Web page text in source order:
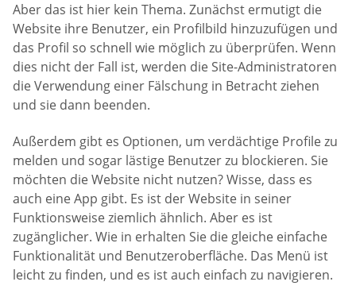
Aber das ist hier kein Thema. Zunächst ermutigt die
Website ihre Benutzer, ein Profilbild hinzuzufügen und
das Profil so schnell wie möglich zu überprüfen. Wenn
dies nicht der Fall ist, werden die Site-Administratoren
die Verwendung einer Fälschung in Betracht ziehen
und sie dann beenden.
Außerdem gibt es Optionen, um verdächtige Profile zu
melden und sogar lästige Benutzer zu blockieren. Sie
möchten die Website nicht nutzen? Wisse, dass es
auch eine App gibt. Es ist der Website in seiner
Funktionsweise ziemlich ähnlich. Aber es ist
zugänglicher. Wie in erhalten Sie die gleiche einfache
Funktionalität und Benutzeroberfläche. Das Menü ist
leicht zu finden, und es ist auch einfach zu navigieren.